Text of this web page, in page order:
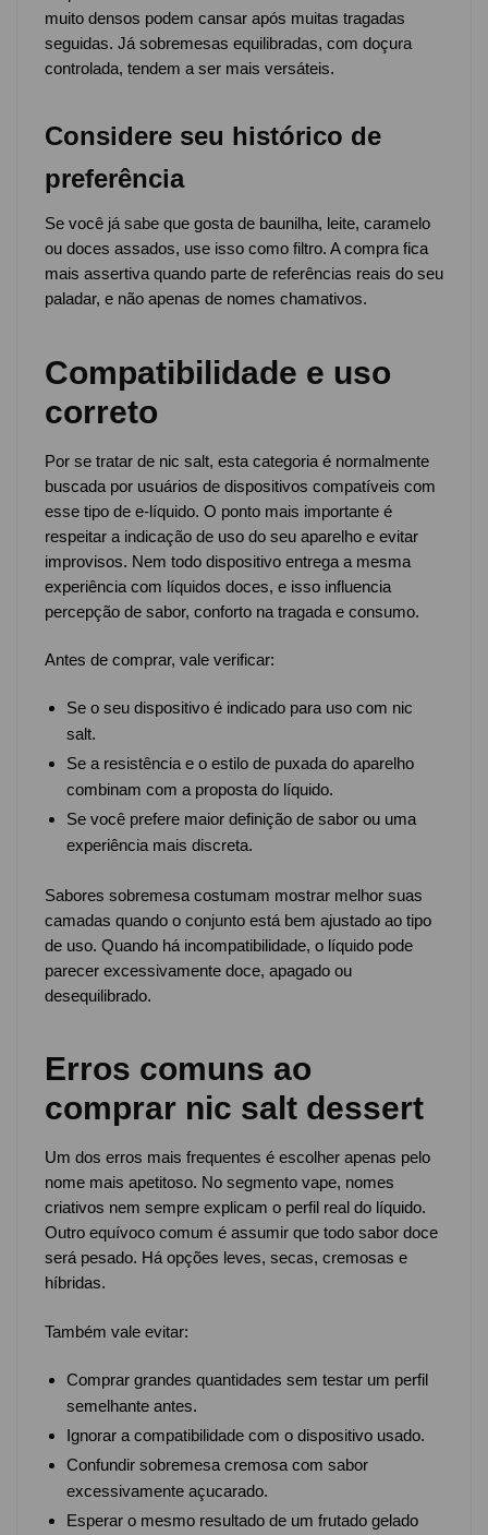
muito densos podem cansar após muitas tragadas
seguidas. Já sobremesas equilibradas, com doçura
controlada, tendem a ser mais versáteis.
Considere seu histórico de
preferência
Se você já sabe que gosta de baunilha, leite, caramelo
ou doces assados, use isso como filtro. A compra fica
mais assertiva quando parte de referências reais do seu
paladar, e não apenas de nomes chamativos.
Compatibilidade e uso
correto
Por se tratar de nic salt, esta categoria é normalmente
buscada por usuários de dispositivos compatíveis com
esse tipo de e-líquido. O ponto mais importante é
respeitar a indicação de uso do seu aparelho e evitar
improvisos. Nem todo dispositivo entrega a mesma
experiência com líquidos doces, e isso influencia
percepção de sabor, conforto na tragada e consumo.
Antes de comprar, vale verificar:
Se o seu dispositivo é indicado para uso com nic
salt.
Se a resistência e o estilo de puxada do aparelho
combinam com a proposta do líquido.
Se você prefere maior definição de sabor ou uma
experiência mais discreta.
Sabores sobremesa costumam mostrar melhor suas
camadas quando o conjunto está bem ajustado ao tipo
de uso. Quando há incompatibilidade, o líquido pode
parecer excessivamente doce, apagado ou
desequilibrado.
Erros comuns ao
comprar nic salt dessert
Um dos erros mais frequentes é escolher apenas pelo
nome mais apetitoso. No segmento vape, nomes
criativos nem sempre explicam o perfil real do líquido.
Outro equívoco comum é assumir que todo sabor doce
será pesado. Há opções leves, secas, cremosas e
híbridas.
Também vale evitar:
Comprar grandes quantidades sem testar um perfil
semelhante antes.
Ignorar a compatibilidade com o dispositivo usado.
Confundir sobremesa cremosa com sabor
excessivamente açucarado.
Esperar o mesmo resultado de um frutado gelado